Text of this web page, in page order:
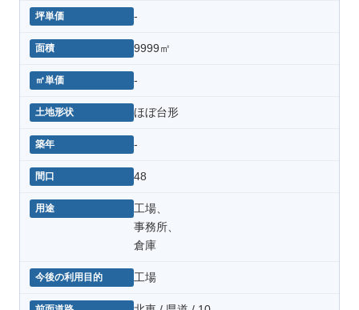
-
9999㎡
-
ほぼ台形
-
48
工場、
事務所、
倉庫
工場